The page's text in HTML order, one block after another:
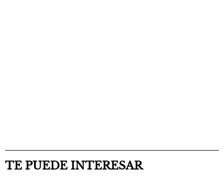
TE PUEDE INTERESAR